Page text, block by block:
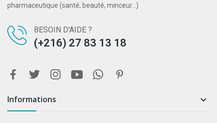
pharmaceutique (santé, beauté, minceur...)
BESOIN D'AIDE ?
(+216) 27 83 13 18
Informations 